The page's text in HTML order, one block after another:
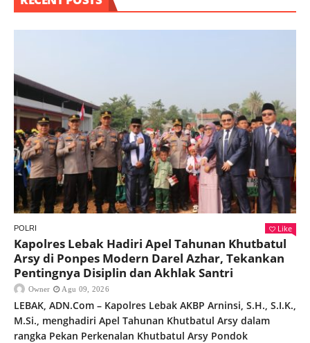
POLRI Like
Kapolres Lebak Hadiri Apel Tahunan Khutbatul
Arsy di Ponpes Modern Darel Azhar, Tekankan
Pentingnya Disiplin dan Akhlak Santri
Owner Agu 09, 2026
LEBAK, ADN.Com – Kapolres Lebak AKBP Arninsi, S.H., S.I.K.,
M.Si., menghadiri Apel Tahunan Khutbatul Arsy dalam
rangka Pekan Perkenalan Khutbatul Arsy Pondok